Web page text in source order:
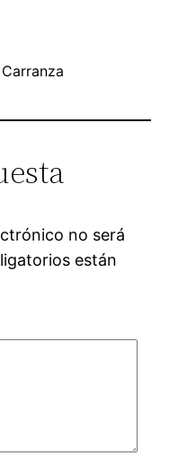
no será
están